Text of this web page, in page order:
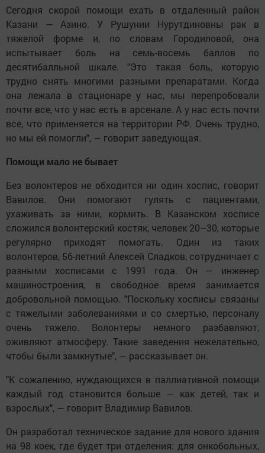
Сегодня скорой помощи ехать в отдаленный район
Казани — Азино. У Рушунии Нурутдиновны рак в
тяжелой форме и, по словам Городиловой, она
испытывает боль на семь-восемь баллов по
десятибалльной шкале. "Это такая боль, которую
трудно снять многими разными препаратами. Когда
она лежала в стационаре у нас, мы перепробовали
почти все, что у нас есть в арсенале. А у нас есть почти
все, что применяется на территории РФ. Очень трудно,
но мы ей помогли", — говорит заведующая.
Помощи мало не бывает
Без волонтеров не обходится ни один хоспис, говорит
Вавилов. Они помогают гулять с пациентами,
ухаживать за ними, кормить. В Казанском хосписе
сложился волонтерский костяк, человек 20–30, которые
регулярно приходят помогать. Один из таких
волонтеров, 56-летний Алексей Сладков, сотрудничает с
разными хосписами с 1991 года. Он — инженер
машиностроения, в свободное время занимается
добровольной помощью. "Поскольку хосписы связаны
с тяжелыми заболеваниями и со смертью, персоналу
очень тяжело. Волонтеры немного разбавляют,
оживляют атмосферу. Такие заведения нежелательно,
чтобы были замкнутые", — рассказывает он.
"К сожалению, нуждающихся в паллиативной помощи
каждый год становится больше — как детей, так и
взрослых", — говорит Владимир Вавилов.
Он разработал техническое задание для нового здания
на 98 коек, где будет три отделения: для онкобольных,